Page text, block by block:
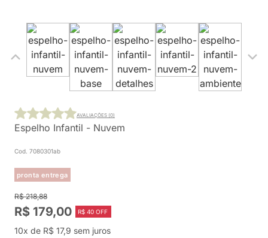
Espelho Infantil - Nuvem
Cod. 7080301ab
pronta entrega
AVALIAÇÕES (0)
R$ 218,88
R$ 179,00 R$ 40 OFF
10x de R$ 17,9 sem juros